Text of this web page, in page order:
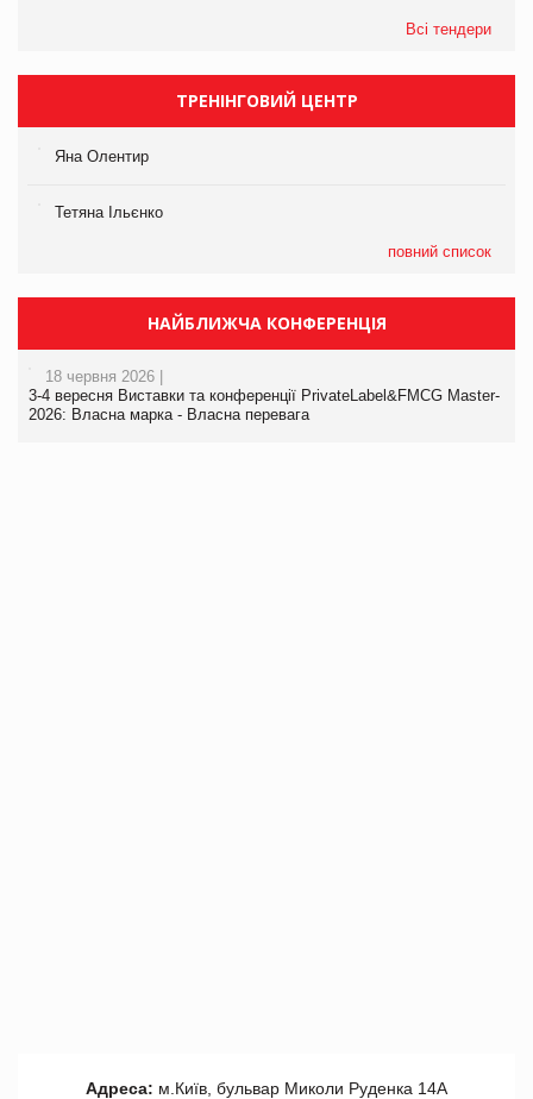
Всі тендери
ТРЕНІНГОВИЙ ЦЕНТР
Яна Олентир
Тетяна Ільєнко
повний список
НАЙБЛИЖЧА КОНФЕРЕНЦІЯ
18 червня 2026 |
3-4 вересня Виставки та конференції PrivateLabel&FMCG Master-
2026: Власна марка - Власна перевага
Адреса: м.Київ, бульвар Миколи Руденка 14А